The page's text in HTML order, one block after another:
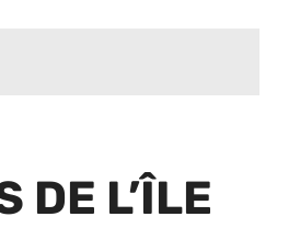
DE L’ÎLE